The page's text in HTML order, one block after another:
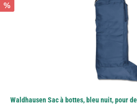
%
Waldhausen Sac à bottes, bleu nuit, pour